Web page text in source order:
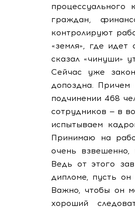
процессуального
граждан,
контролируют
«земля», где
сказал «чинуши»
Сейчас уже
допоздна. Причем
подчинении 468
сотрудников — в
испытываем
Принимаю на
очень взвешенно,
Ведь от этого
дипломе, пусть он
Важно, чтобы он
хороший